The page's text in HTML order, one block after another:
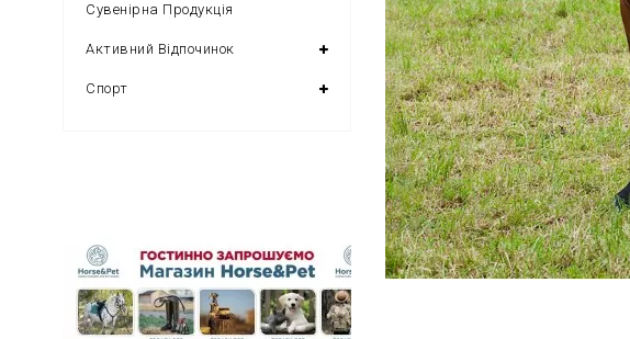
Сувенірна Продукція
Активний Відпочинок
Спорт